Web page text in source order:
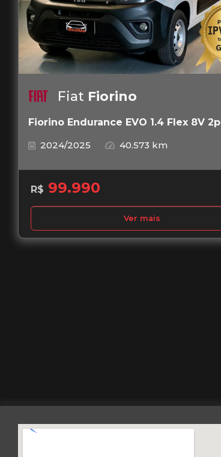
Fiat Fiorino
Fiorino Endurance EVO 1.4 Flex 8V 2p
2024/2025
40.573 km
R$ 99.990
Ver mais